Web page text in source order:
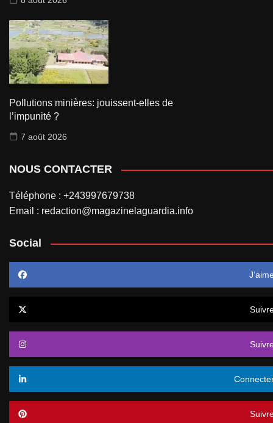
Pollutions minières: jouissent-elles de
l’impunité ?
7 août 2026
NOUS CONTACTER
Téléphone : +243997679738
Email : redaction@magazinelaguardia.info
Social